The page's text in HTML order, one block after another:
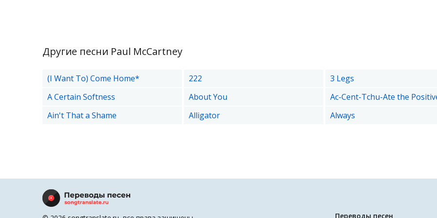
Другие песни Paul McCartney
(I Want To) Come Home* 222
3 Legs
A Certain Softness
About You
Ac-Cent-Tchu-Ate the
Ain't That a Shame
Alligator Always
Переводы песен